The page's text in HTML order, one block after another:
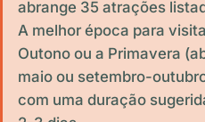
abrange 35 atrações
A melhor época para
Outono ou a Primavera
maio ou setembro-
com uma duração